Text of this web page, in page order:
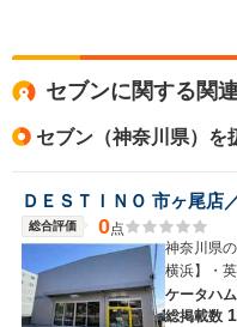
セブンに関する関
セブン（神奈川県）を
ＤＥＳＴＩＮＯ 市ヶ尾店
総合評価 0点
神奈川県
横浜】・
ケータハ
総掲載数